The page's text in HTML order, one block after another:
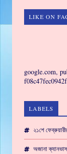
LIKE ON
google.com,
LABELS
২১শে
অজানা ক্যানভাস